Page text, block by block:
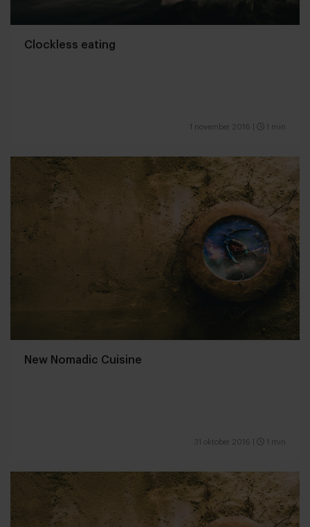
Clockless eating
1 november 2016 1 min
New Nomadic Cuisine
31 oktober 2016 1 min